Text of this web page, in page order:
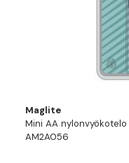
Maglite
Mini AA
AM2A056